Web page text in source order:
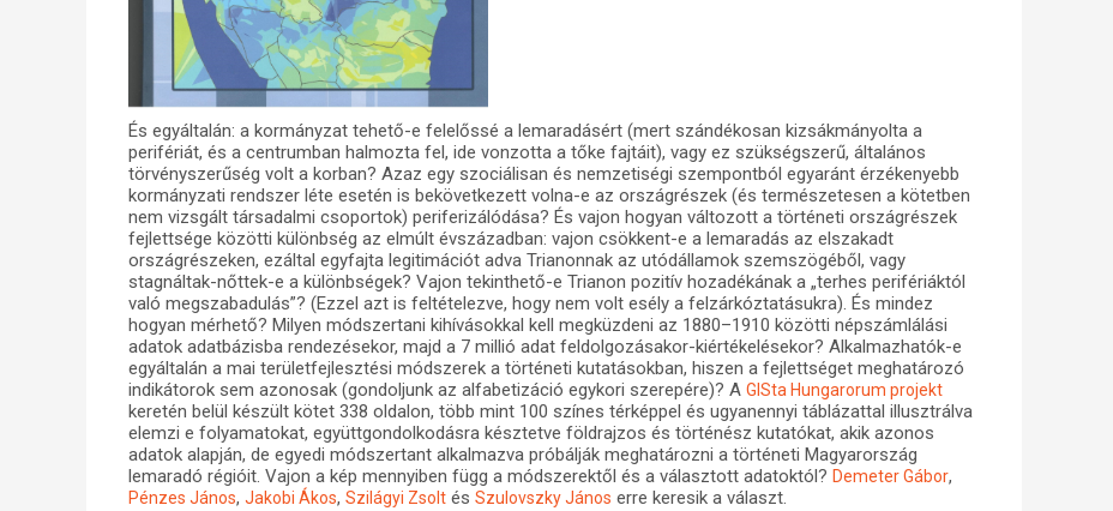
És egyáltalán: a kormányzat tehető-e felelőssé a lemaradásért (mert szándékosan kizsákmányolta a
perifériát, és a centrumban halmozta fel, ide vonzotta a tőke fajtáit), vagy ez szükségszerű, általános
törvényszerűség volt a korban? Azaz egy szociálisan és nemzetiségi szempontból egyaránt érzékenyebb
kormányzati rendszer léte esetén is bekövetkezett volna-e az országrészek (és természetesen a kötetben
nem vizsgált társadalmi csoportok) periferizálódása? És vajon hogyan változott a történeti országrészek
fejlettsége közötti különbség az elmúlt évszázadban: vajon csökkent-e a lemaradás az elszakadt
országrészeken, ezáltal egyfajta legitimációt adva Trianonnak az utódállamok szemszögéből, vagy
stagnáltak-nőttek-e a különbségek? Vajon tekinthető-e Trianon pozitív hozadékának a „terhes perifériáktól
való megszabadulás”? (Ezzel azt is feltételezve, hogy nem volt esély a felzárkóztatásukra). És mindez
hogyan mérhető? Milyen módszertani kihívásokkal kell megküzdeni az 1880–1910 közötti népszámlálási
adatok adatbázisba rendezésekor, majd a 7 millió adat feldolgozásakor-kiértékelésekor? Alkalmazhatók-e
egyáltalán a mai területfejlesztési módszerek a történeti kutatásokban, hiszen a fejlettséget meghatározó
indikátorok sem azonosak (gondoljunk az alfabetizáció egykori szerepére)? A GISta Hungarorum projekt
keretén belül készült kötet 338 oldalon, több mint 100 színes térképpel és ugyanennyi táblázattal illusztrálva
elemzi e folyamatokat, együttgondolkodásra késztetve földrajzos és történész kutatókat, akik azonos
adatok alapján, de egyedi módszertant alkalmazva próbálják meghatározni a történeti Magyarország
lemaradó régióit. Vajon a kép mennyiben függ a módszerektől és a választott adatoktól? Demeter Gábor,
Pénzes János, Jakobi Ákos, Szilágyi Zsolt és Szulovszky János erre keresik a választ.